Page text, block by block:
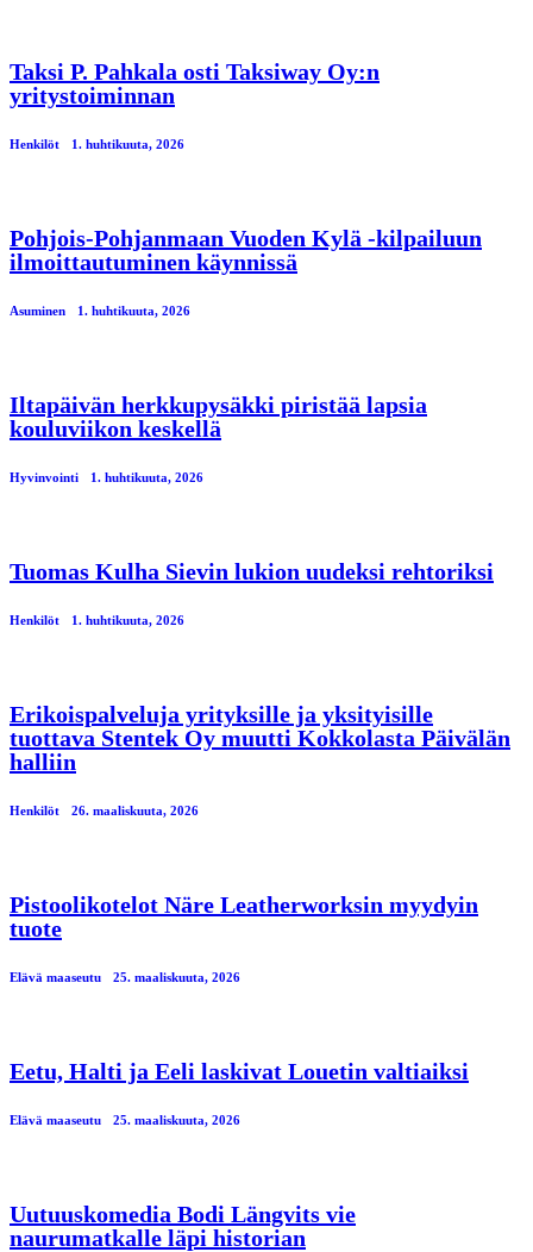
Taksi P. Pahkala osti Taksiway Oy:n
yritystoiminnan
Henkilöt 1. huhtikuuta, 2026
Pohjois-Pohjanmaan Vuoden Kylä -kilpailuun
ilmoittautuminen käynnissä
Asuminen 1. huhtikuuta, 2026
Iltapäivän herkkupysäkki piristää lapsia
kouluviikon keskellä
Hyvinvointi 1. huhtikuuta, 2026
Tuomas Kulha Sievin lukion uudeksi rehtoriksi
Henkilöt 1. huhtikuuta, 2026
Erikoispalveluja yrityksille ja yksityisille
tuottava Stentek Oy muutti Kokkolasta Päivälän
halliin
Henkilöt 26. maaliskuuta, 2026
Pistoolikotelot Näre Leatherworksin myydyin
tuote
Elävä maaseutu 25. maaliskuuta, 2026
Eetu, Halti ja Eeli laskivat Louetin valtiaiksi
Elävä maaseutu 25. maaliskuuta, 2026
Uutuuskomedia Bodi Längvits vie
naurumatkalle läpi historian